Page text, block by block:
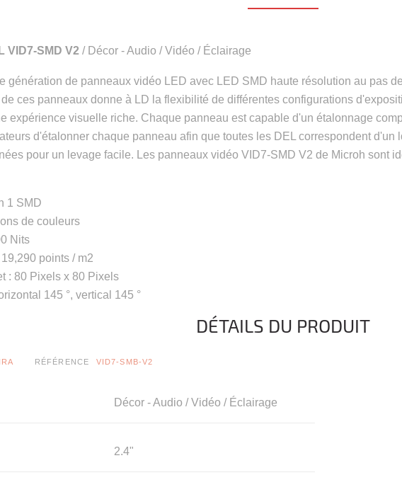
VID7-SMD V2 / Décor - Audio / Vidéo / Éclairage
génération de panneaux vidéo LED avec LED SMD haute résolution au pas
ces panneaux donne à LD la flexibilité de différentes configurations
expérience visuelle riche. Chaque panneau est capable d'un étalonnage
d'étalonner chaque panneau afin que toutes les DEL correspondent
pour un levage facile. Les panneaux vidéo VID7-SMD V2 de Microh sont
1 SMD
de couleurs
Nits
points / m2
: 80 Pixels x 80 Pixels
145 °, vertical 145 °
DÉTAILS DU PRODUIT
RÉFÉRENCE VID7-SMB-V2
Décor - Audio / Vidéo / Éclairage
2.4"